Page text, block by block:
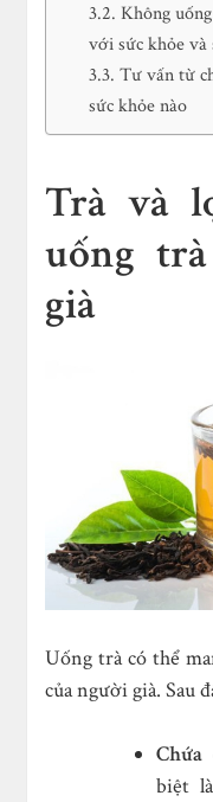
Không
với sức khỏe và
Tư vấn từ
sức khỏe nào
Trà và
uống
già
Uống trà có thể
của người già. Sau
Chứa
biệt